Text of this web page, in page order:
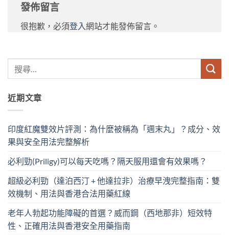
發佈留言
很抱歉，必須登入網站才能發佈留言。
近期文章
印度紅魔雙效片評測：為什麼被稱為「週末丸」？成分、效
果與安全用法完整解析
必利勁(Priligy)可以每天吃嗎？隔天服用還會有效果嗎？
超級必利勁（達泊西汀 + 他達拉非）治療早洩完整指南：雙
效機制、用法與香港合法用藥紅線
老年人勃起功能障礙的首選？威而鋼（西地那非）短效特
性、正確用法與香港安全用藥指南